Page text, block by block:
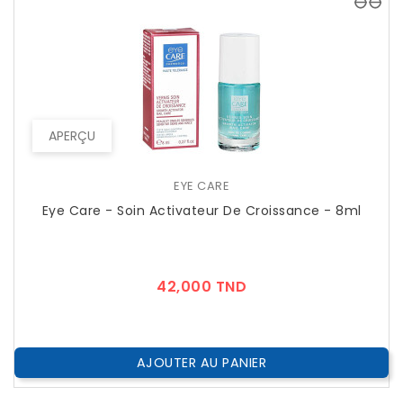
APERÇU
EYE CARE
Eye Care - Soin Activateur De Croissance - 8ml
42,000 TND
AJOUTER AU PANIER